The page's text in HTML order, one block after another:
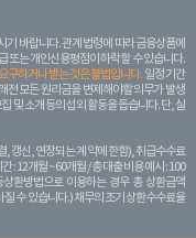
바랍니다. 관계 법령에 따라 금융상품에
또는 개인신용평점이 하락할 수 있습니다.
구하거나 받는 것은 불법입니다. 일정 기간
전 모든 원리금을 변제해야할 의무가 발생
및 소개 등의 섭외 활동을 돕습니다. 단, 실
, 갱신, 연장되는 계 약에 한함), 취급수수료
: 12개월 ~ 60개월 / 총 대출 비용 예시 : 100
환방법으로 이용하는 경우 총 상환금액
수 있습니다.) 채무의 조기 상환수수료율